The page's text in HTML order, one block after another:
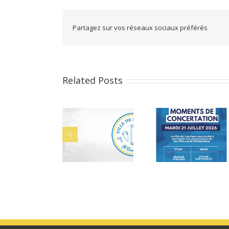
Partagez sur vos réseaux sociaux préférés
Related Posts
Cérémonie des
juillet 2026
Bacheliers 2026